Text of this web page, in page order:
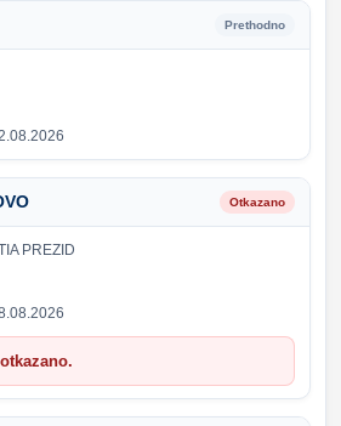
Prethodno
Otkazano
PREZID